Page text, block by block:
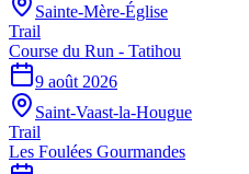
Sainte-Mère-Église
Trail
Course du Run - Tatihou
9 août 2026
Saint-Vaast-la-Hougue
Trail
Les Foulées Gourmandes